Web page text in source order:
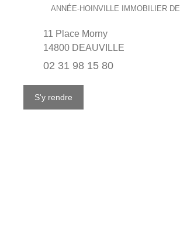
ANNÉE-HOINVILLE IMMOBILIER
11 Place Morny
14800 DEAUVILLE
02 31 98 15 80
S'y rendre